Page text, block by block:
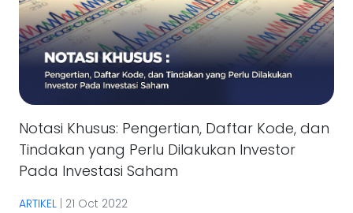
Notasi Khusus: Pengertian, Daftar Kode, dan
Tindakan yang Perlu Dilakukan Investor
Pada Investasi Saham
ARTIKEL 21 Oct 2022